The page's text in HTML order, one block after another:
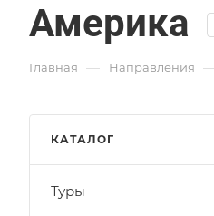
Америка
Главная — Направления
КАТАЛОГ
Туры